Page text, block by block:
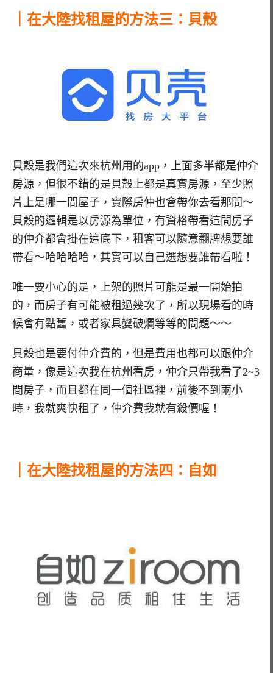
｜在大陸找租屋的方法三：貝殼
貝殼是我們這次來杭州用的app，上面多半都是仲介
房源，但很不錯的是貝殼上都是真實房源，至少照
片上是哪一間屋子，實際房仲也會帶你去看那間～
貝殼的邏輯是以房源為單位，有資格帶看這間房子
的仲介都會掛在這底下，租客可以隨意翻牌想要誰
帶看～哈哈哈哈，其實可以自己選想要誰帶看啦！
唯一要小心的是，上架的照片可能是最一開始拍
的，而房子有可能被租過幾次了，所以現場看的時
候會有點舊，或者家具變破爛等等的問題～～
貝殼也是要付仲介費的，但是費用也都可以跟仲介
商量，像是這次我在杭州看房，仲介只帶我看了2~3
間房子，而且都在同一個社區裡，前後不到兩小
時，我就爽快租了，仲介費我就有殺價喔！
｜在大陸找租屋的方法四：自如